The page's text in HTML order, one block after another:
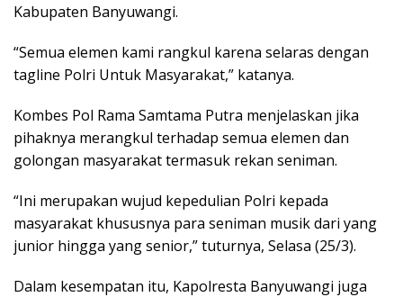
Kabupaten Banyuwangi.
“Semua elemen kami rangkul karena selaras dengan
tagline Polri Untuk Masyarakat,” katanya.
Kombes Pol Rama Samtama Putra menjelaskan jika
pihaknya merangkul terhadap semua elemen dan
golongan masyarakat termasuk rekan seniman.
“Ini merupakan wujud kepedulian Polri kepada
masyarakat khususnya para seniman musik dari yang
junior hingga yang senior,” tuturnya, Selasa (25/3).
Dalam kesempatan itu, Kapolresta Banyuwangi juga